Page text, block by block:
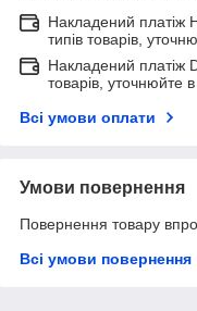
Накладений платіж
типів товарів,
Накладений платіж
товарів, уточнюйте
Всі умови оплати
Умови повернення
Повернення товару
Всі умови повернення